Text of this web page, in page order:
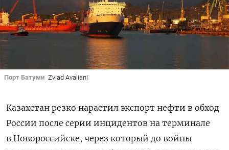
Порт Батуми Zviad Avaliani
Казахстан резко нарастил экспорт нефти в обход
России после серии инцидентов на терминале
в Новороссийске, через который до войны